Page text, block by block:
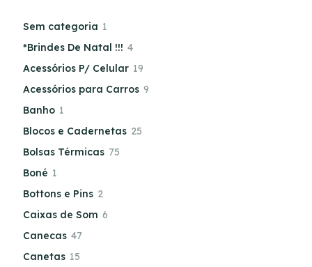
Sem categoria 1
*Brindes De Natal !!! 4
Acessórios P/ Celular 19
Acessórios para Carros 9
Banho 1
Blocos e Cadernetas 25
Bolsas Térmicas 75
Boné 1
Bottons e Pins 2
Caixas de Som 6
Canecas 47
Canetas 15